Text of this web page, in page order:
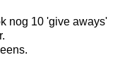
nog 10 'give aways'